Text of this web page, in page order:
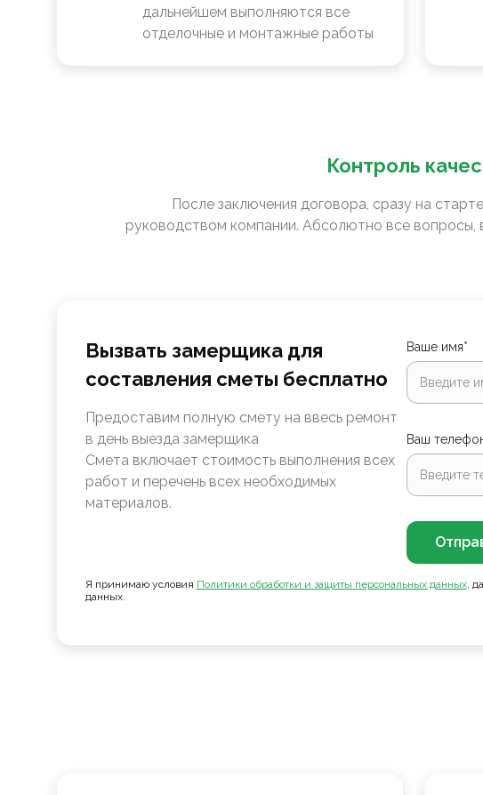
дальнейшем выполняются все
отделочные и монтажные работы
Контроль
После заключения договора, сразу на
руководством компании. Абсолютно все
Вызвать замерщика для
составления сметы бесплатно
Предоставим полную смету на ввесь ремонт
в день выезда замерщика
Смета включает стоимость выполнения всех
работ и перечень всех необходимых
материалов.
Ваше имя*
Ваш
Я принимаю условия Политики обработки и защиты персональных данных,
данных.